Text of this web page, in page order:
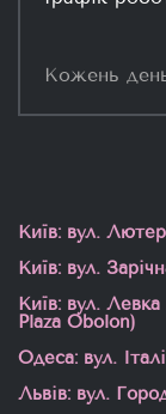
Кожень
Київ: вул.
Київ: вул.
Київ: вул.
Plaza Obolon)
Одеса: вул.
Львів: вул.